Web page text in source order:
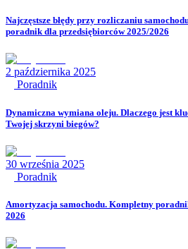
Najczęstsze błędy przy rozliczaniu
poradnik dla przedsiębiorców 2025/2026
2 października 2025
Poradnik
Dynamiczna wymiana oleju. Dlaczego jest
Twojej skrzyni biegów?
30 września 2025
Poradnik
Amortyzacja samochodu. Kompletny
2026